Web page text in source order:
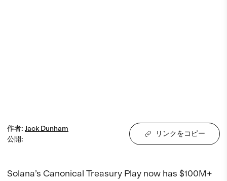
作者: Jack Dunham
公開:
リンクをコピー
Solana’s Canonical Treasury Play now has $100M+